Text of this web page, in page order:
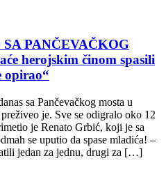
PANČEVAČKOG
herojskim činom spasili
opirao“
sa Pančevačkog mosta u
je. Sve se odigralo oko 12
je Renato Grbić, koji je sa
se uputio da spase mladića! –
jedan za jednu, drugi za […]